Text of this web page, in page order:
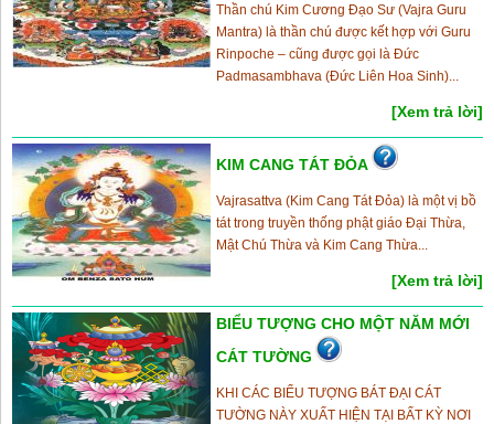
Thần chú Kim Cương Đạo Sư (Vajra Guru
Mantra) là thần chú được kết hợp với Guru
Rinpoche – cũng được gọi là Đức
Padmasambhava (Đức Liên Hoa Sinh)...
[Xem trả lời]
KIM CANG TÁT ĐỎA
Vajrasattva (Kim Cang Tát Đỏa) là một vị bồ
tát trong truyền thống phật giáo Đại Thừa,
Mật Chú Thừa và Kim Cang Thừa...
[Xem trả lời]
BIỂU TƯỢNG CHO MỘT NĂM MỚI
CÁT TƯỜNG
KHI CÁC BIỂU TƯỢNG BÁT ĐẠI CÁT
TƯỜNG NÀY XUẤT HIỆN TẠI BẤT KỲ NƠI